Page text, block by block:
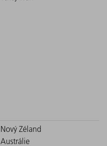
Nový Zéland
Austrálie